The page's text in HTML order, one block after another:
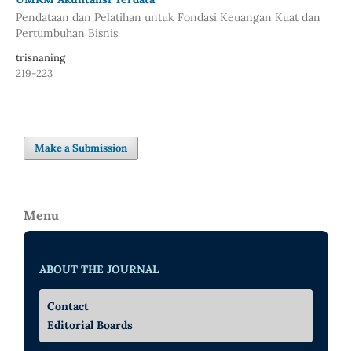
Pendataan dan Pelatihan untuk Fondasi Keuangan Kuat dan
Pertumbuhan Bisnis
trisnaning
219-223
Make a Submission
Menu
ABOUT THE JOURNAL
Contact
Editorial Boards